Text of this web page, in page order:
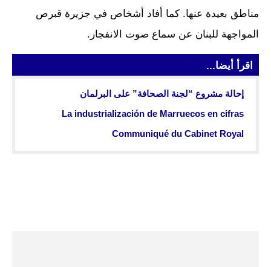
مناطق بعيدة عنها. كما أفاد أشخاص في جزيرة قبرص
المواجهة للبنان عن سماع صوت الانفجار.
اقرأ أيضا...
إحالة مشروع “لجنة الصحافة” على البرلمان
La industrialización de Marruecos en cifras
Communiqué du Cabinet Royal